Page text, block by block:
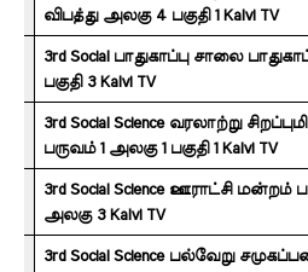
விபத்து அலகு 4 பகுதி 1 Kalvi TV
3rd Social பாதுகாப்பு சாலை
பகுதி 3 Kalvi TV
3rd Social Science வரலாற்று
பருவம் 1 அலகு 1 பகுதி 1 Kalvi TV
3rd Social Science ஊராட்சி மன்றம்
அலகு 3 Kalvi TV
3rd Social Science பல்வேறு